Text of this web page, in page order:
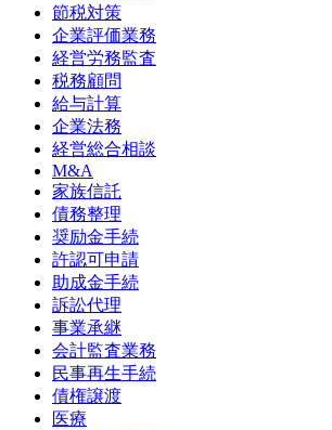
節税対策
企業評価業務
経営労務監査
税務顧問
給与計算
企業法務
経営総合相談
M&A
家族信託
債務整理
奨励金手続
許認可申請
助成金手続
訴訟代理
事業承継
会計監査業務
民事再生手続
債権譲渡
医療